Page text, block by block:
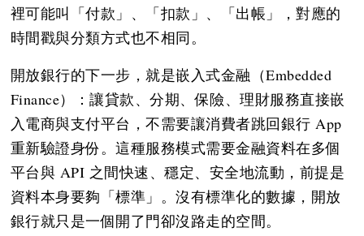
裡可能叫「付款」、「扣款」、「出帳」，對應的
時間戳與分類方式也不相同。
開放銀行的下一步，就是嵌入式金融（Embedded
Finance）：讓貸款、分期、保險、理財服務直接嵌
入電商與支付平台，不需要讓消費者跳回銀行 App
重新驗證身份。這種服務模式需要金融資料在多個
平台與 API 之間快速、穩定、安全地流動，前提是
資料本身要夠「標準」。沒有標準化的數據，開放
銀行就只是一個開了門卻沒路走的空間。